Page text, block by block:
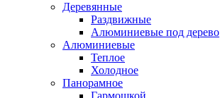
Деревянные
Раздвижные
Алюминиевые под дерево
Алюминиевые
Теплое
Холодное
Панорамное
Гармошкой